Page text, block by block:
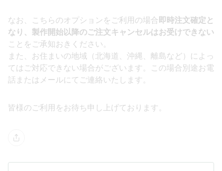
なお、こちらのオプションをご利用の場合 即時注文確定と
なり、製作開始以降のご注文キャンセルはお受けできない
ことをご承知おきください。
また、お住まいの地域（北海道、沖縄、離島など）によっ
てはご対応できない場合がございます。この場合別途お電
話またはメールにてご連絡いたします。
皆様のご利用をお待ち申し上げております。